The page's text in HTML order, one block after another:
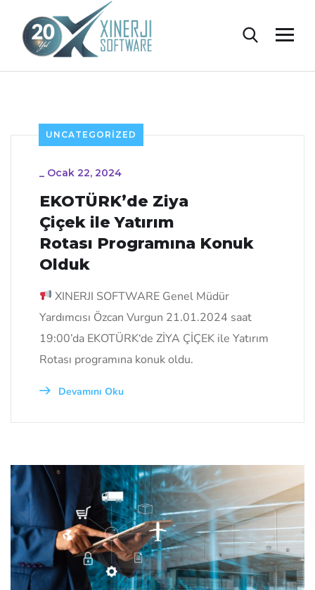
UNCATEGORIZED
_ Ocak 22, 2024
EKOTÜRK’de Ziya
Çiçek ile Yatırım
Rotası Programına Konuk
Olduk
XINERJI SOFTWARE Genel Müdür
Yardımcısı Özcan Vurgun 21.01.2024 saat
19:00’da EKOTÜRK‘de ZİYA ÇİÇEK ile Yatırım
Rotası programına konuk oldu.
Devamını Oku